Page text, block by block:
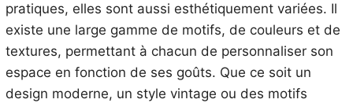
pratiques, elles sont aussi esthétiquement variées. Il
existe une large gamme de motifs, de couleurs et de
textures, permettant à chacun de personnaliser son
espace en fonction de ses goûts. Que ce soit un
design moderne, un style vintage ou des motifs